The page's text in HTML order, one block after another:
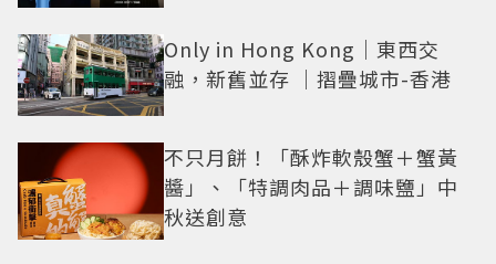
Only in Hong Kong｜東西交
融，新舊並存 ｜摺疊城市-香港
不只月餅！「酥炸軟殼蟹＋蟹黃
醬」、「特調肉品＋調味鹽」中
秋送創意